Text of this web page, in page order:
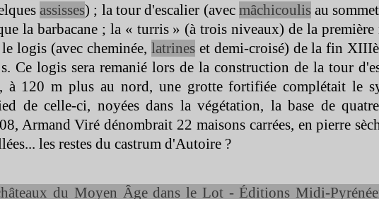
assisses) ; la tour d'escalier (avec mâchicoulisau
la barbacane ; la « turris » (à trois niveaux) de la
logis (avec cheminée, latrineset demi-croisé) de la fin
Ce logis sera remanié lors de la construction de la tour
à 120 m plus au nord, une grotte fortifiée complétait le
de celle-ci, noyées dans la végétation, la base de
Armand Viré dénombrait 22 maisons carrées, en pierre
les restes du castrum d'Autoire ?
du Moyen Âge dans le Lot -Éditions Midi-